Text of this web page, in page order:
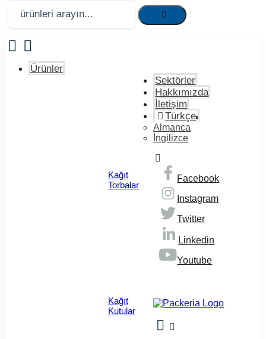
Ürünler
Kağıt
Torbalar
Kağıt
Kutular
Sektörler
Hakkımızda
İletişim
Türkçe
Almanca
İngilizce
Facebook
Instagram
Twitter
Linkedin
Youtube